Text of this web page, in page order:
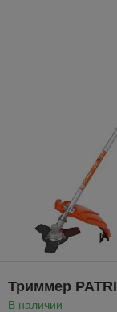
Триммер
В наличии